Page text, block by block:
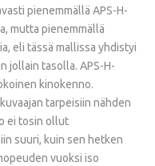
pienemmällä APS-H-
mutta pienemmällä
eli tässä mallissa yhdistyi
jollain tasolla. APS-H-
kinokenno.
tarpeisiin nähden
ei tosin ollut
suuri, kuin sen hetken
vuoksi iso